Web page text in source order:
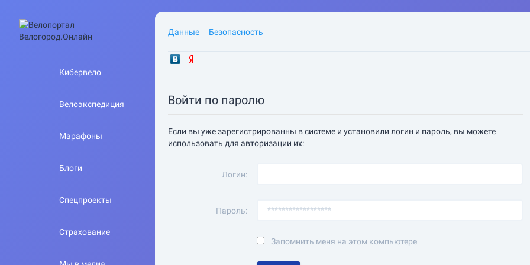
Кибервело
Велоэкспедиция
Марафоны
Блоги
Спецпроекты
Страхование
Данные Безопасность
Войти по паролю
Если вы уже зарегистрированны в системе и установили логин и пароль, вы можете
использовать для авторизации их:
Логин:
Пароль:
Запомнить меня на этом компьютере